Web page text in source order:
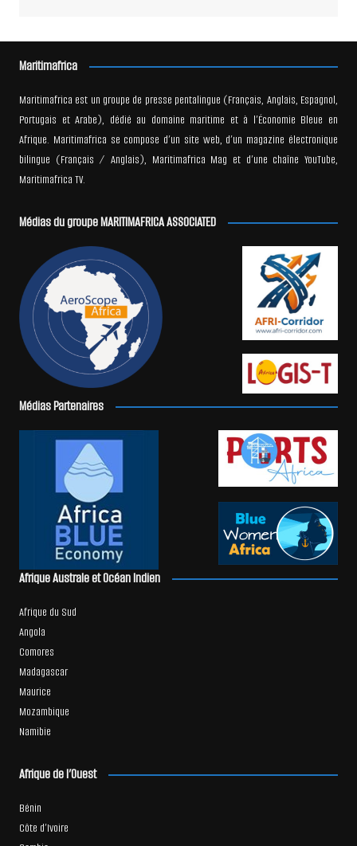
Maritimafrica
Maritimafrica est un groupe de presse pentalingue (Français, Anglais, Espagnol,
Portugais et Arabe), dédié au domaine maritime et à l’Économie Bleue en
Afrique. Maritimafrica se compose d’un site web, d’un magazine électronique
bilingue (Français / Anglais), Maritimafrica Mag et d’une chaîne YouTube,
Maritimafrica TV.
Médias du groupe MARITIMAFRICA ASSOCIATED
Médias Partenaires
Afrique Australe et Océan Indien
Afrique du Sud
Angola
Comores
Madagascar
Maurice
Mozambique
Namibie
Afrique de l’Ouest
Bénin
Côte d’Ivoire